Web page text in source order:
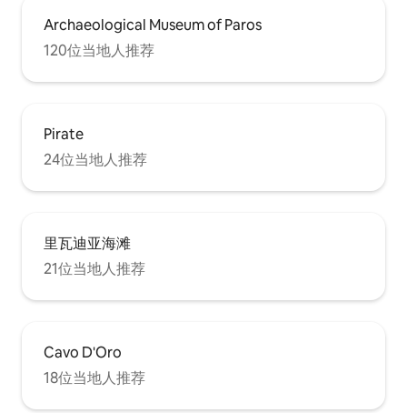
Archaeological Museum of Paros
120位当地人推荐
Pirate
24位当地人推荐
里瓦迪亚海滩
21位当地人推荐
Cavo D'Oro
18位当地人推荐